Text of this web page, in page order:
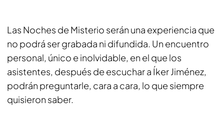
Las Noches de Misterio serán una experiencia que
no podrá ser grabada ni difundida. Un encuentro
personal, único e inolvidable, en el que los
asistentes, después de escuchar a Íker Jiménez,
podrán preguntarle, cara a cara, lo que siempre
quisieron saber.